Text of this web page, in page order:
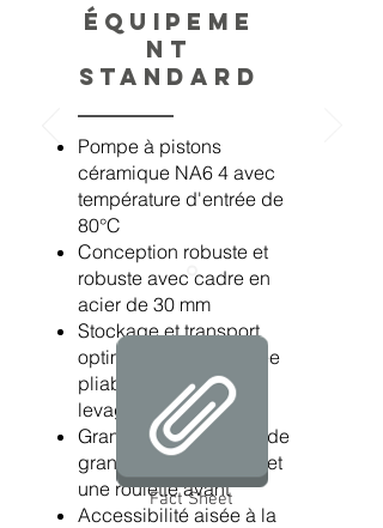
Équipeme
nt
standard
Pompe à pistons
céramique NA6 4 avec
température d'entrée de
80°C
Conception robuste et
robuste avec cadre en
acier de 30 mm
Stockage et transport
optimaux avec poignée
pliable et points de
levage faciles
Grande mobilité avec de
grandes roues arrière et
une roulette avant
Accessibilité aisée à la
Fact Sheet